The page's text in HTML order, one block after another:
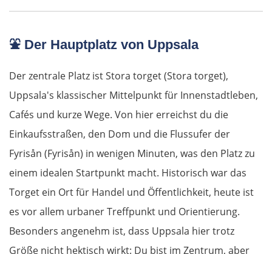
⛲ Der Hauptplatz von Uppsala
Der zentrale Platz ist Stora torget (Stora torget),
Uppsala's klassischer Mittelpunkt für Innenstadtleben,
Cafés und kurze Wege. Von hier erreichst du die
Einkaufsstraßen, den Dom und die Flussufer der
Fyrisån (Fyrisån) in wenigen Minuten, was den Platz zu
einem idealen Startpunkt macht. Historisch war das
Torget ein Ort für Handel und Öffentlichkeit, heute ist
es vor allem urbaner Treffpunkt und Orientierung.
Besonders angenehm ist, dass Uppsala hier trotz
Größe nicht hektisch wirkt: Du bist im Zentrum, aber
Deutschland Ost
Frankfurt (Oder)
Fürstenwalde
Lübben
Spreewald
Dresden